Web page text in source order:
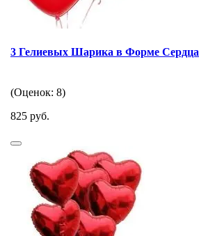
3 Гелиевых Шарика в Форме Сердца
(Оценок: 8)
825 руб.